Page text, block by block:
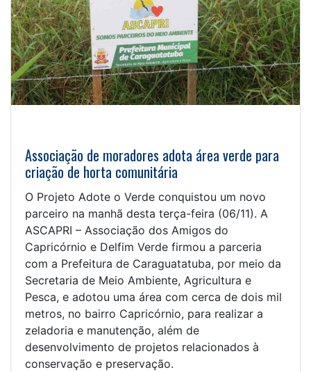
Associação de moradores adota área verde para
criação de horta comunitária
O Projeto Adote o Verde conquistou um novo
parceiro na manhã desta terça-feira (06/11). A
ASCAPRI – Associação dos Amigos do
Capricórnio e Delfim Verde firmou a parceria
com a Prefeitura de Caraguatatuba, por meio da
Secretaria de Meio Ambiente, Agricultura e
Pesca, e adotou uma área com cerca de dois mil
metros, no bairro Capricórnio, para realizar a
zeladoria e manutenção, além de
desenvolvimento de projetos relacionados à
conservação e preservação.